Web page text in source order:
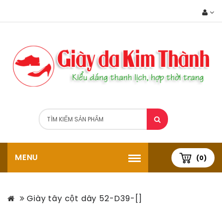
(0)
MENU
Giày tây cột dây 52-D39-[]